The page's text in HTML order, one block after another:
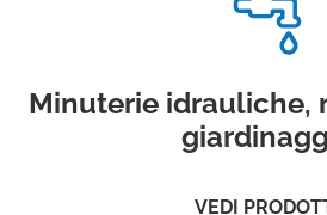
Minuterie idrauliche,
VEDI